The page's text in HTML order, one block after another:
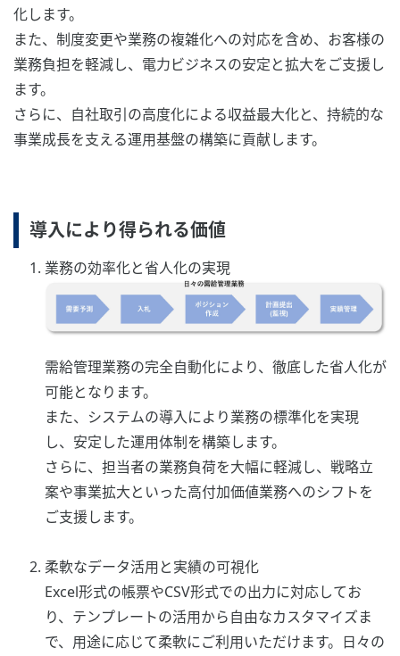
化します。
また、制度変更や業務の複雑化への対応を含め、お客様の
業務負担を軽減し、電力ビジネスの安定と拡大をご支援し
ます。
さらに、自社取引の高度化による収益最大化と、持続的な
事業成長を支える運用基盤の構築に貢献します。
導入により得られる価値
業務の効率化と省人化の実現
需給管理業務の完全自動化により、徹底した省人化が
可能となります。
また、システムの導入により業務の標準化を実現
し、安定した運用体制を構築します。
さらに、担当者の業務負荷を大幅に軽減し、戦略立
案や事業拡大といった高付加価値業務へのシフトを
ご支援します。
柔軟なデータ活用と実績の可視化
Excel形式の帳票やCSV形式での出力に対応してお
り、テンプレートの活用から自由なカスタマイズま
で、用途に応じて柔軟にご利用いただけます。日々の